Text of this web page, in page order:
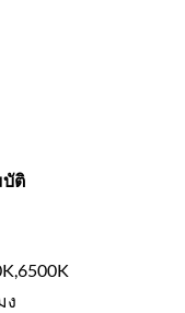
ติ
ง